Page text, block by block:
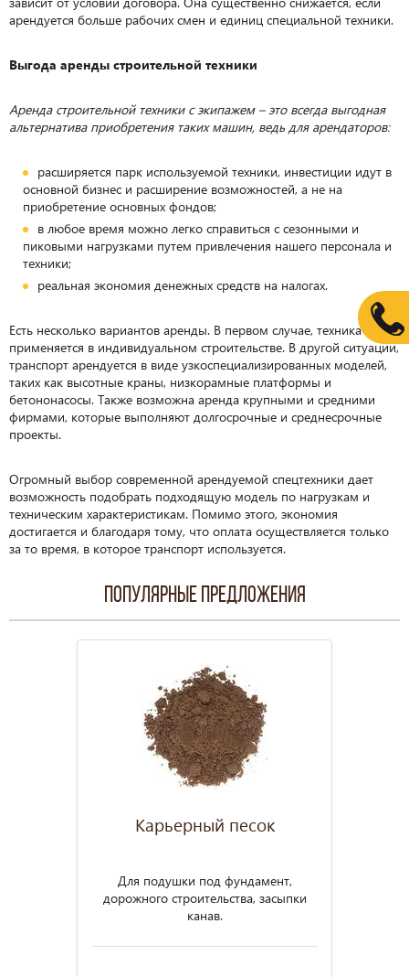
Популярные предложения
Карьерный песок
Для подушки под фундамент,
дорожного строительства, засыпки
канав.
арендуется больше рабочих смен и единиц специальной техники.
Выгода аренды строительной техники
Аренда строительной техники с экипажем – это всегда выгодная
альтернатива приобретения таких машин, ведь для арендаторов:
расширяется парк используемой техники, инвестиции идут в
основной бизнес и расширение возможностей, а не на
приобретение основных фондов;
в любое время можно легко справиться с сезонными и
пиковыми нагрузками путем привлечения нашего персонала и
техники;
реальная экономия денежных средств на налогах.
Есть несколько вариантов аренды. В первом случае, техника
применяется в индивидуальном строительстве. В другой ситуации,
транспорт арендуется в виде узкоспециализированных моделей,
таких как высотные краны, низкорамные платформы и
бетононасосы. Также возможна аренда крупными и средними
фирмами, которые выполняют долгосрочные и среднесрочные
проекты.
Огромный выбор современной арендуемой спецтехники дает
возможность подобрать подходящую модель по нагрузкам и
техническим характеристикам. Помимо этого, экономия
достигается и благодаря тому, что оплата осуществляется только
за то время, в которое транспорт используется.